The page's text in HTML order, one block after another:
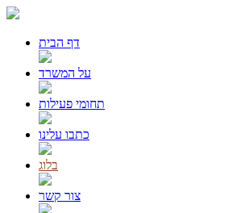
דף הבית
על המשרד
תחומי פעילות
כתבו עלינו
בלוג
צור קשר